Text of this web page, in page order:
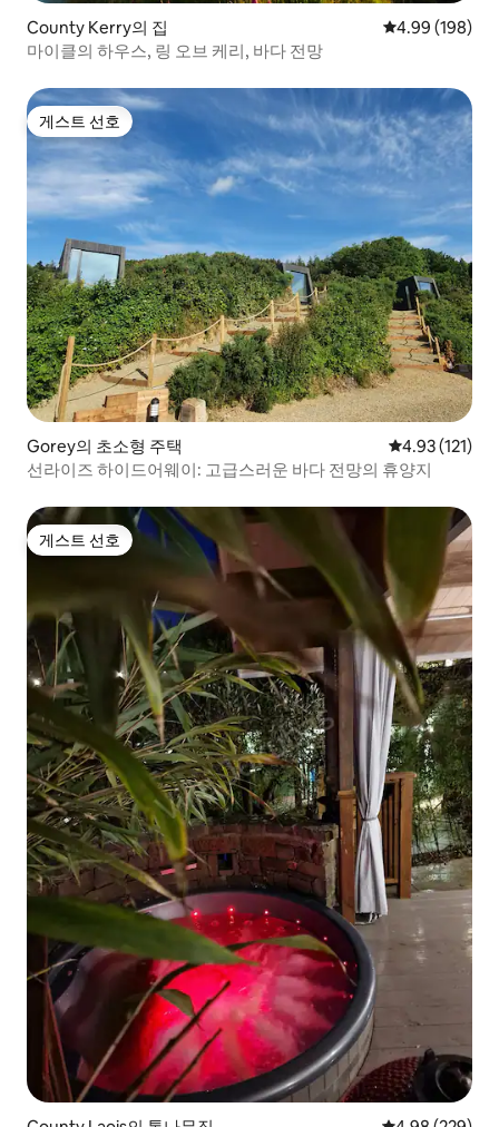
County Kerry의 집 평점 4.99점(5
4.99 (198)
마이클의 하우스, 링 오브 케리, 바다 전망
게스트 선호
게스트 선호
Gorey의 초소형 주택 평점 4.93점(5
4.93 (121)
선라이즈 하이드어웨이: 고급스러운 바다 전망의 휴양지
게스트 선호
게스트 선호